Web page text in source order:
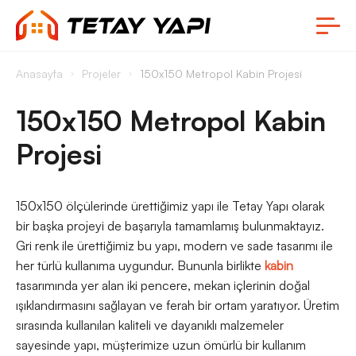
Anasayfa Projeler 150x150 Metropol Kabin Projesi
150x150 Metropol Kabin
Projesi
150x150 ölçülerinde ürettiğimiz yapı ile Tetay Yapı olarak
bir başka projeyi de başarıyla tamamlamış bulunmaktayız.
Gri renk ile ürettiğimiz bu yapı, modern ve sade tasarımı ile
her türlü kullanıma uygundur. Bununla birlikte kabin
tasarımında yer alan iki pencere, mekan içlerinin doğal
ışıklandırmasını sağlayan ve ferah bir ortam yaratıyor. Üretim
sırasında kullanılan kaliteli ve dayanıklı malzemeler
sayesinde yapı, müşterimize uzun ömürlü bir kullanım